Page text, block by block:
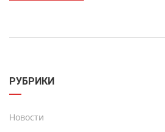
РУБРИКИ
Новости